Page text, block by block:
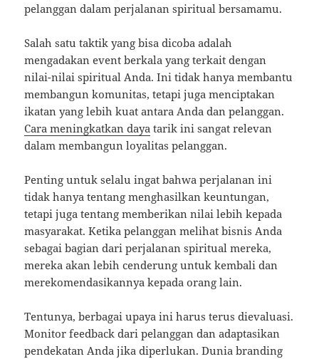
pelanggan dalam perjalanan spiritual bersamamu.
Salah satu taktik yang bisa dicoba adalah
mengadakan event berkala yang terkait dengan
nilai-nilai spiritual Anda. Ini tidak hanya membantu
membangun komunitas, tetapi juga menciptakan
ikatan yang lebih kuat antara Anda dan pelanggan.
Cara meningkatkan daya tarik ini sangat relevan
dalam membangun loyalitas pelanggan.
Penting untuk selalu ingat bahwa perjalanan ini
tidak hanya tentang menghasilkan keuntungan,
tetapi juga tentang memberikan nilai lebih kepada
masyarakat. Ketika pelanggan melihat bisnis Anda
sebagai bagian dari perjalanan spiritual mereka,
mereka akan lebih cenderung untuk kembali dan
merekomendasikannya kepada orang lain.
Tentunya, berbagai upaya ini harus terus dievaluasi.
Monitor feedback dari pelanggan dan adaptasikan
pendekatan Anda jika diperlukan. Dunia branding